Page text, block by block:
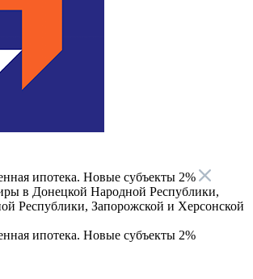
ипотека. Новые субъекты 2%
в Донецкой Народной Республики,
Республики, Запорожской и Херсонской
ипотека. Новые субъекты 2%